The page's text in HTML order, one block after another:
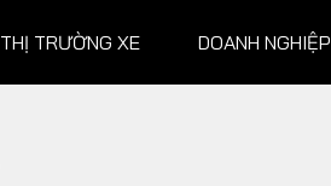
THỊ TRƯỜNG XE DOANH NGHIỆP